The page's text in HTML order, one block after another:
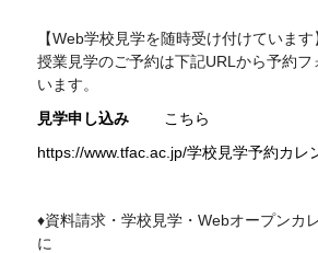
【Web学校見学を随時受け付けています
授業見学のご予約は下記URL から予約フ
います。
見学申し込み
こちら
https://www.tfac.ac.jp/学校見学予約カレ
♦資料請求・学校見学・Webオープンカ
に